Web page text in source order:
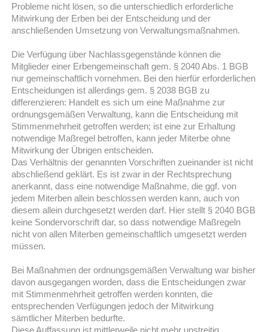
Probleme nicht lösen, so die unterschiedlich erforderliche
Mitwirkung der Erben bei der Entscheidung und der
anschließenden Umsetzung von Verwaltungsmaßnahmen.
Die Verfügung über Nachlassgegenstände können die
Mitglieder einer Erbengemeinschaft gem. § 2040 Abs. 1 BGB
nur gemeinschaftlich vornehmen. Bei den hierfür erforderlichen
Entscheidungen ist allerdings gem. § 2038 BGB zu
differenzieren: Handelt es sich um eine Maßnahme zur
ordnungsgemäßen Verwaltung, kann die Entscheidung mit
Stimmenmehrheit getroffen werden; ist eine zur Erhaltung
notwendige Maßregel betroffen, kann jeder Miterbe ohne
Mitwirkung der Übrigen entscheiden.
Das Verhältnis der genannten Vorschriften zueinander ist nicht
abschließend geklärt. Es ist zwar in der Rechtsprechung
anerkannt, dass eine notwendige Maßnahme, die ggf. von
jedem Miterben allein beschlossen werden kann, auch von
diesem allein durchgesetzt werden darf. Hier stellt § 2040 BGB
keine Sondervorschrift dar, so dass notwendige Maßregeln
nicht von allen Miterben gemeinschaftlich umgesetzt werden
müssen.
Bei Maßnahmen der ordnungsgemäßen Verwaltung war bisher
davon ausgegangen worden, dass die Entscheidungen zwar
mit Stimmenmehrheit getroffen werden konnten, die
entsprechenden Verfügungen jedoch der Mitwirkung
sämtlicher Miterben bedurfte.
Diese Auffassung ist mittlerweile nicht mehr unstreitig.